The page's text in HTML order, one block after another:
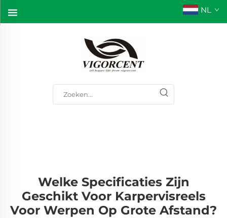
NL
Welke Specificaties Zijn
Geschikt Voor Karpervisreels
Voor Werpen Op Grote Afstand?